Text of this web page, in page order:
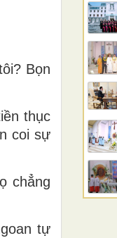
Bọn
thục
coi sự
chẳng
tự